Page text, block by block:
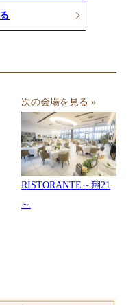
次の会場を見る »
RISTORANTE～翔21
～